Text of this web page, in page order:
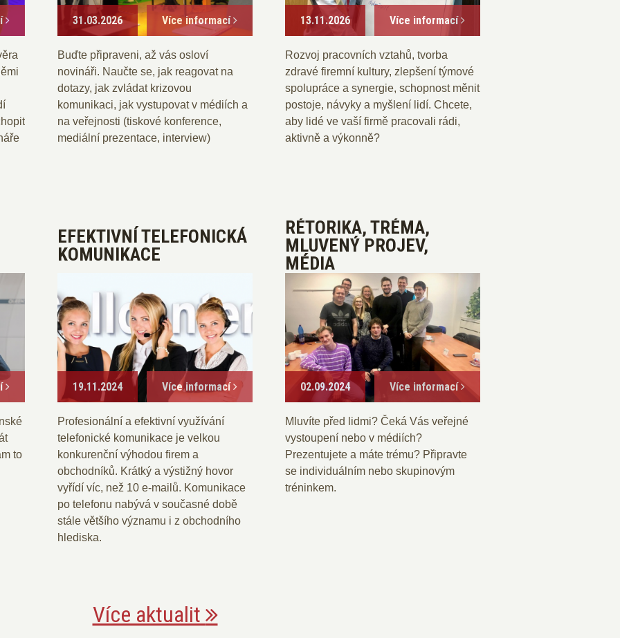
31.03.2026 Více informací
Buďte připraveni, až vás osloví
novináři. Naučte se, jak reagovat na
dotazy, jak zvládat krizovou
komunikaci, jak vystupovat v médiích a
na veřejnosti (tiskové konference,
mediální prezentace, interview)
13.11.2026 Více informací
Rozvoj pracovních vztahů, tvorba
zdravé firemní kultury, zlepšení týmové
spolupráce a synergie, schopnost měnit
postoje, návyky a myšlení lidí. Chcete,
aby lidé ve vaší firmě pracovali rádi,
aktivně a výkonně?
to
EFEKTIVNÍ TELEFONICKÁ
KOMUNIKACE
19.11.2024 Více informací
Profesionální a efektivní využívání
telefonické komunikace je velkou
konkurenční výhodou firem a
obchodníků. Krátký a výstižný hovor
vyřídí víc, než 10 e-mailů. Komunikace
po telefonu nabývá v současné době
stále většího významu i z obchodního
hlediska.
RÉTORIKA, TRÉMA,
MLUVENÝ PROJEV,
MÉDIA
02.09.2024 Více informací
Mluvíte před lidmi? Čeká Vás veřejné
vystoupení nebo v médiích?
Prezentujete a máte trému? Připravte
se individuálním nebo skupinovým
tréninkem.
Více aktualit